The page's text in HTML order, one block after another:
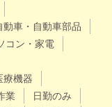
動車・自動車部品
コン・家電
療機器
業
日勤のみ